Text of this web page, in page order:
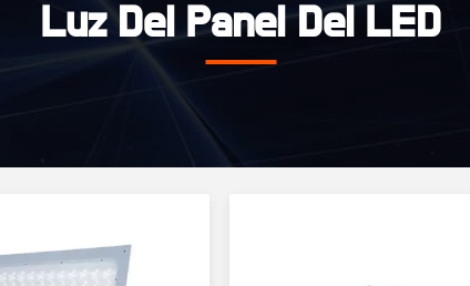
Luz Del Panel Del LED